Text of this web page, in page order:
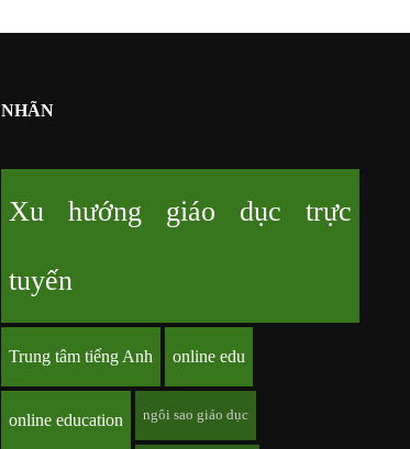
NHÃN
Xu hướng giáo dục trực
tuyến
Trung tâm tiếng Anh online edu
online education ngôi sao giáo dục